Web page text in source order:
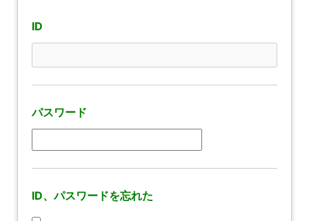
ID
パスワード
ID、パスワードを忘れた